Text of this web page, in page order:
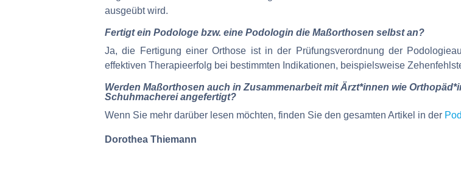
ausgeübt wird.
Fertigt ein Podologe bzw. eine Podologin die Maßorthosen selbst an?
Ja, die Fertigung einer Orthose ist in der Prüfungsverordnung der
effektiven Therapieerfolg bei bestimmten Indikationen, beispielsweise
Werden Maßorthosen auch in Zusammenarbeit mit Ärzt*innen wie
Schuhmacherei angefertigt?
Wenn Sie mehr darüber lesen möchten, finden Sie den gesamten Artikel in der
Dorothea Thiemann